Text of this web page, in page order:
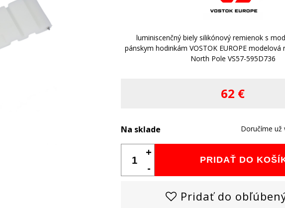
luminiscenčný biely silikónový remienok s
pánskym hodinkám VOSTOK EUROPE modelová
North Pole VS57-595D736
62 €
Na sklade Doručíme už
PRIDAŤ DO
+
-
Pridať do